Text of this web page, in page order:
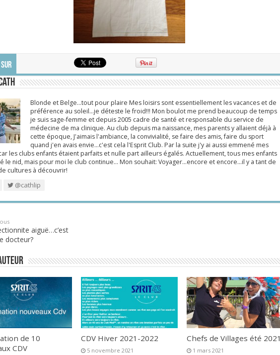
Blonde et Belge...tout pour plaire Mes loisirs sont essentiellement les vacances et de
préférence au soleil...je déteste le froid!!! Mon boulot me prend beaucoup de temps
je suis sage-femme et depuis 2005 cadre de santé et responsable du service de
médecine de ma clinique. Au club depuis ma naissance, mes parents y allaient déjà à
cette époque, J'aimais l'ambiance, la convivialité, se faire des amis, faire du sport
quand j'en avais envie...c'est cela l'Esprit Club. Par la suite j'y ai aussi emmené mes
les clubs enfants étaient parfaits et nulle part ailleurs égalés. Actuellement, tous mes enfants
le nid, mais pour moi le club continue... Mon souhait: Voyager...encore et encore...il y a tant de
cultures à découvrir!
@cathlip
aiguë…c’est
docteur?
de 10
CDV
CDV Hiver 2021-2022
5 novembre 2021
Chefs de Villages été 2021
1 mars 2021